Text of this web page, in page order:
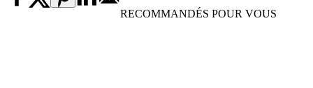
RECOMMANDÉS POUR VOUS